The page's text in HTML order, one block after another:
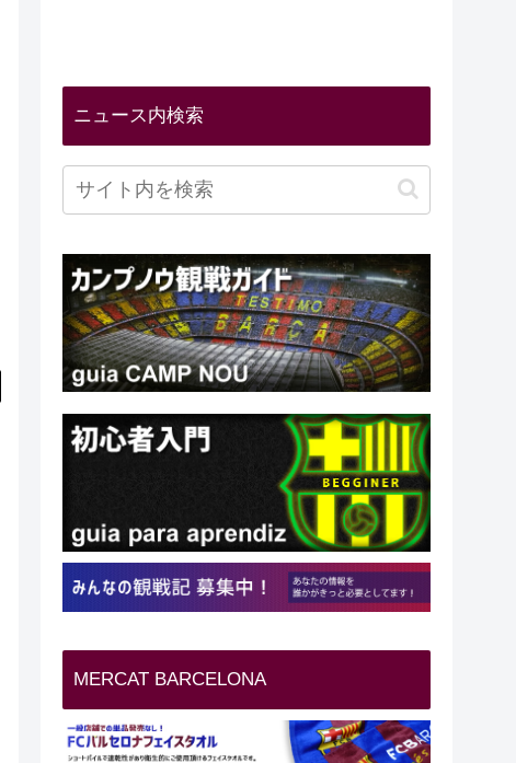
ニュース内検索
MERCAT BARCELONA